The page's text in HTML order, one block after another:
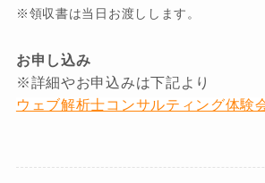
※領収書は当日お渡しします。
お申し込み
※詳細やお申込みは下記より
ウェブ解析士コンサルティング体験